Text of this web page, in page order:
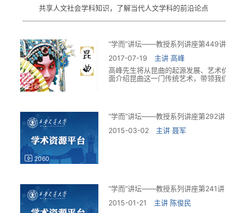
工
共享人文社会学科知识，了解当代人文学科的前沿论点
806
“学而”讲坛——教授系列讲座第449
2017-07-19
主讲 高峰
高峰先生将从昆曲的起源发展、艺术
面介绍昆曲这一门传统艺术，带领我
2060
“学而”讲坛——教授系列讲座第292讲
2015-03-02
主讲 聂军
“学而”讲坛——教授系列讲座第241讲
2015-01-21
主讲 陈俊民